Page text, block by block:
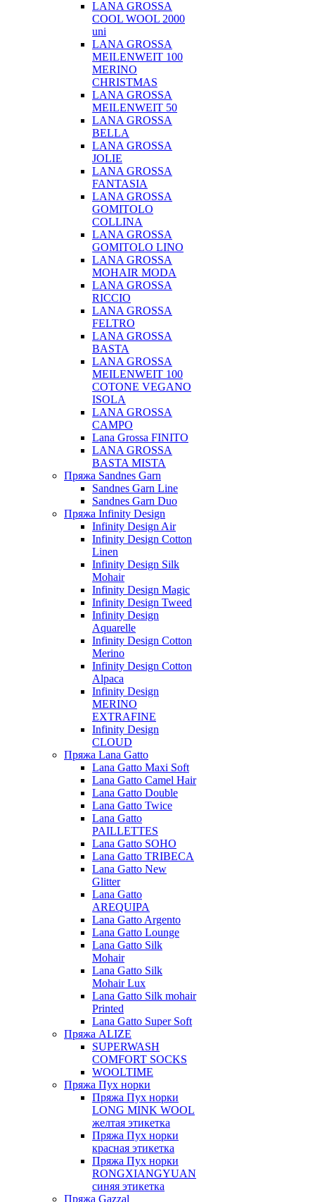
LANA GROSSA
COOL WOOL 2000
uni
LANA GROSSA
MEILENWEIT 100
MERINO
CHRISTMAS
LANA GROSSA
MEILENWEIT 50
LANA GROSSA
BELLA
LANA GROSSA
JOLIE
LANA GROSSA
FANTASIA
LANA GROSSA
GOMITOLO
COLLINA
LANA GROSSA
GOMITOLO LINO
LANA GROSSA
MOHAIR MODA
LANA GROSSA
RICCIO
LANA GROSSA
FELTRO
LANA GROSSA
BASTA
LANA GROSSA
MEILENWEIT 100
COTONE VEGANO
ISOLA
LANA GROSSA
CAMPO
Lana Grossa FINITO
LANA GROSSA
BASTA MISTA
Пряжа Sandnes Garn
Sandnes Garn Line
Sandnes Garn Duo
Пряжа Infinity Design
Infinity Design Air
Infinity Design Cotton
Linen
Infinity Design Silk
Mohair
Infinity Design Magic
Infinity Design Tweed
Infinity Design
Aquarelle
Infinity Design Cotton
Merino
Infinity Design Cotton
Alpaca
Infinity Design
MERINO
EXTRAFINE
Infinity Design
CLOUD
Пряжа Lana Gatto
Lana Gatto Maxi Soft
Lana Gatto Camel Hair
Lana Gatto Double
Lana Gatto Twice
Lana Gatto
PAILLETTES
Lana Gatto SOHO
Lana Gatto TRIBECA
Lana Gatto New
Glitter
Lana Gatto
AREQUIPA
Lana Gatto Argento
Lana Gatto Lounge
Lana Gatto Silk
Mohair
Lana Gatto Silk
Mohair Lux
Lana Gatto Silk mohair
Printed
Lana Gatto Super Soft
Пряжа ALIZE
SUPERWASH
COMFORT SOCKS
WOOLTIME
Пряжа Пух норки
Пряжа Пух норки
LONG MINK WOOL
желтая этикетка
Пряжа Пух норки
красная этикетка
Пряжа Пух норки
RONGXIANGYUAN
синяя этикетка
Пряжа Gazzal